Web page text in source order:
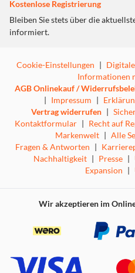
Kostenlose Registrierung
Bleiben Sie stets über die
informiert.
Cookie-Einstellungen |
Informationen
AGB Onlinekauf /
| Impressum |
Vertrag widerrufen |
Kontaktformular | Recht auf
Markenwelt | Alle
Fragen & Antworten |
Nachhaltigkeit | Presse |
Expansion |
Wir akzeptieren im